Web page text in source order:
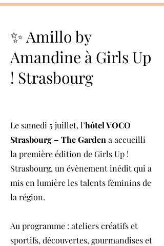
MES ACTUALITES
✨ Amillo by
Amandine à Girls Up
! Strasbourg
Le samedi 5 juillet, l’hôtel VOCO
Strasbourg – The Garden a accueilli
la première édition de Girls Up !
Strasbourg, un évènement inédit qui a
mis en lumière les talents féminins de
la région.
Au programme : ateliers créatifs et
sportifs, découvertes, gourmandises et